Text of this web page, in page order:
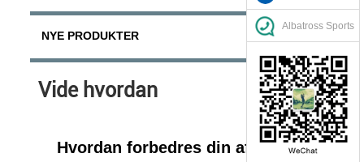
NYE PRODUKTER
Vide hvordan
Hvordan forbedres din afstand fra
Albatross Sports